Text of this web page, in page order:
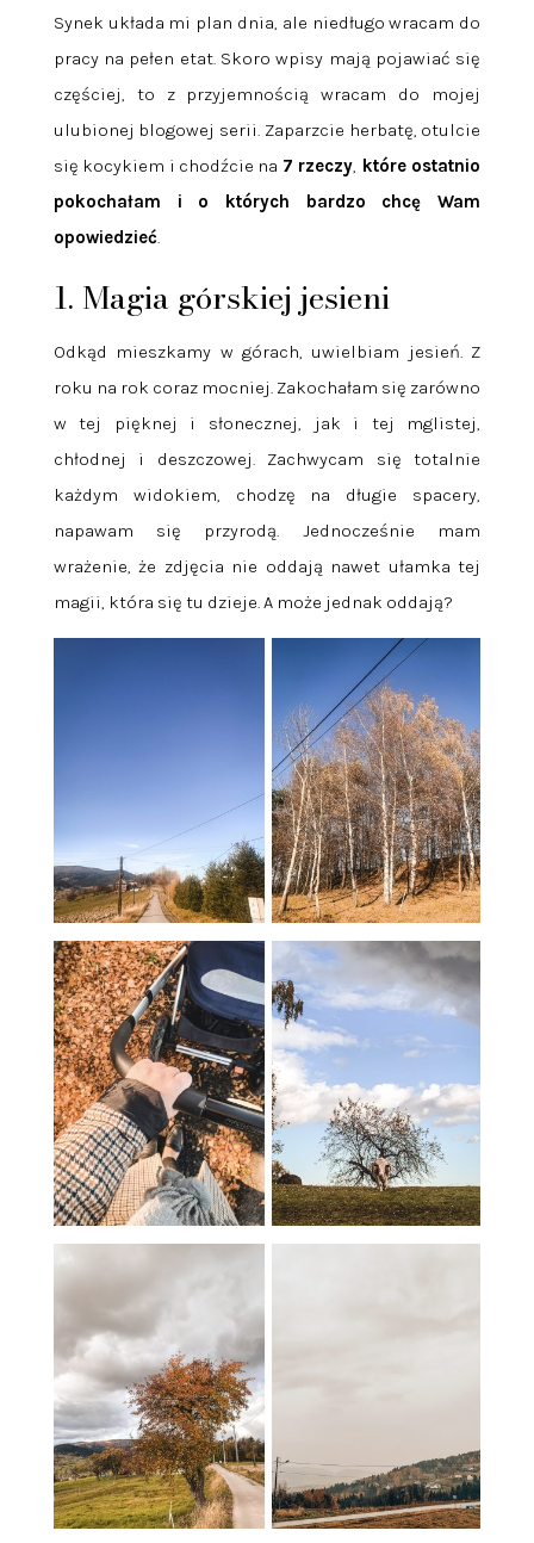
Synek układa mi plan dnia, ale niedługo wracam do
pracy na pełen etat. Skoro wpisy mają pojawiać się
częściej, to z przyjemnością wracam do mojej
ulubionej blogowej serii. Zaparzcie herbatę, otulcie
się kocykiem i chodźcie na 7 rzeczy, które ostatnio
pokochałam i o których bardzo chcę Wam
opowiedzieć.
1. Magia górskiej jesieni
Odkąd mieszkamy w górach, uwielbiam jesień. Z
roku na rok coraz mocniej. Zakochałam się zarówno
w tej pięknej i słonecznej, jak i tej mglistej,
chłodnej i deszczowej. Zachwycam się totalnie
każdym widokiem, chodzę na długie spacery,
napawam się przyrodą. Jednocześnie mam
wrażenie, że zdjęcia nie oddają nawet ułamka tej
magii, która się tu dzieje. A może jednak oddają?